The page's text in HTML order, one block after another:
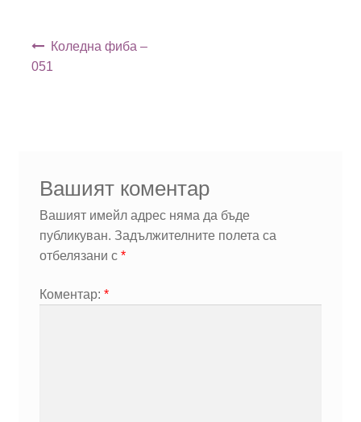
Коледна фиба –
051
Вашият коментар
Вашият имейл адрес няма да бъде
публикуван. Задължителните полета са
отбелязани с *
Коментар: *